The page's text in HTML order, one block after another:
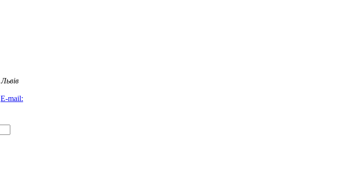
Львів
E-mail: